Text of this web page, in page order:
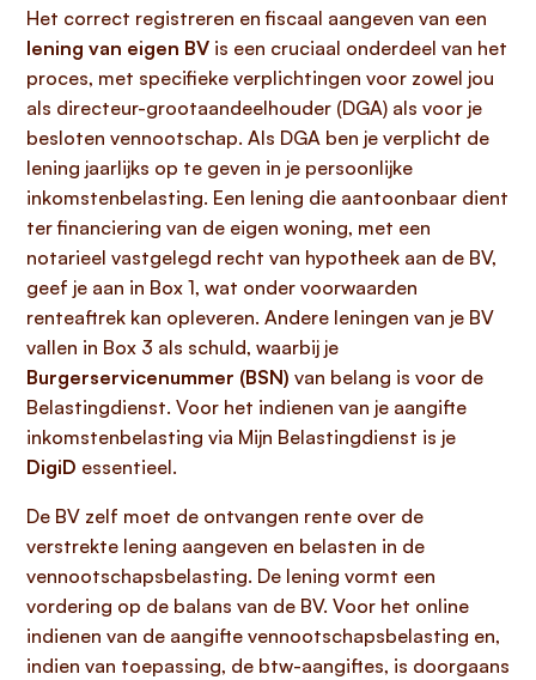
Het correct registreren en fiscaal aangeven van een
lening van eigen BV is een cruciaal onderdeel van het
proces, met specifieke verplichtingen voor zowel jou
als directeur-grootaandeelhouder (DGA) als voor je
besloten vennootschap. Als DGA ben je verplicht de
lening jaarlijks op te geven in je persoonlijke
inkomstenbelasting. Een lening die aantoonbaar dient
ter financiering van de eigen woning, met een
notarieel vastgelegd recht van hypotheek aan de BV,
geef je aan in Box 1, wat onder voorwaarden
renteaftrek kan opleveren. Andere leningen van je BV
vallen in Box 3 als schuld, waarbij je
Burgerservicenummer (BSN) van belang is voor de
Belastingdienst. Voor het indienen van je aangifte
inkomstenbelasting via Mijn Belastingdienst is je
DigiD essentieel.
De BV zelf moet de ontvangen rente over de
verstrekte lening aangeven en belasten in de
vennootschapsbelasting. De lening vormt een
vordering op de balans van de BV. Voor het online
indienen van de aangifte vennootschapsbelasting en,
indien van toepassing, de btw-aangiftes, is doorgaans